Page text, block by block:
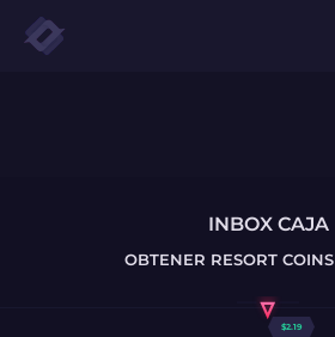
INBOX CAJA
OBTENER RESORT COINS
$2.19